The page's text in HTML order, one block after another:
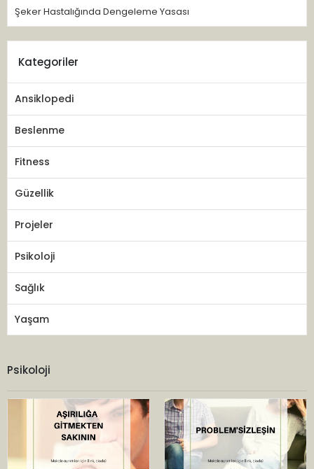
Şeker Hastalığında Dengeleme Yasası
Kategoriler
Ansiklopedi
Beslenme
Fitness
Güzellik
Projeler
Psikoloji
Sağlık
Yaşam
Psikoloji